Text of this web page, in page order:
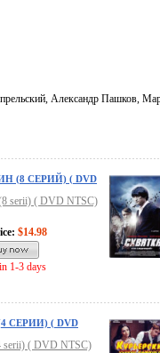
Александр Пашков,
(8 СЕРИЙ) ( DVD
serii) ( DVD NTSC)
$14.98
1-3 days
СЕРИИ) ( DVD
serii) ( DVD NTSC)